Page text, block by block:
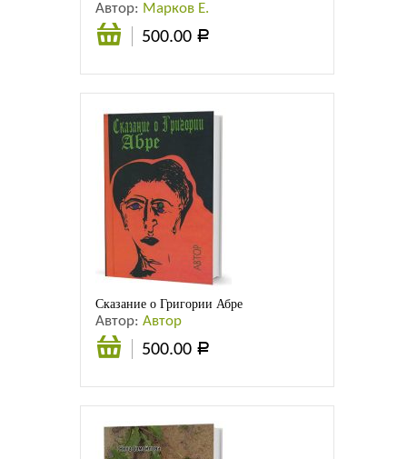
Автор: Марков Е.
500.00 Р
Сказание о Григории Абре
Автор:Автор
500.00 Р